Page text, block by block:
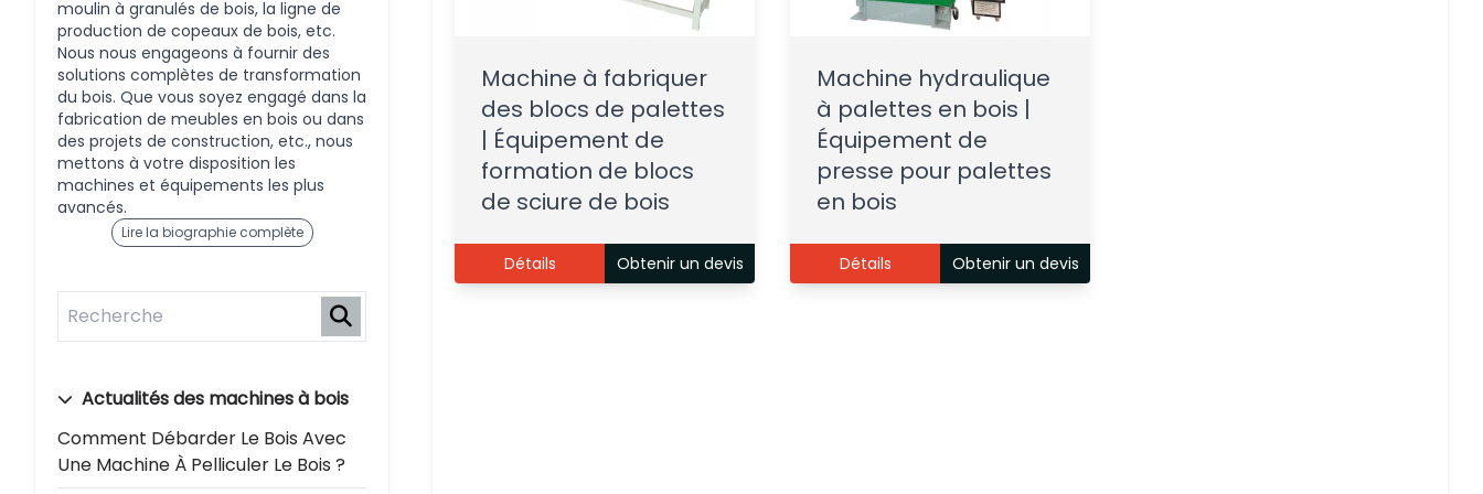
moulin à granulés de bois, la ligne de
production de copeaux de bois, etc.
Nous nous engageons à fournir des
solutions complètes de transformation
du bois. Que vous soyez engagé dans la
fabrication de meubles en bois ou dans
des projets de construction, etc., nous
mettons à votre disposition les
machines et équipements les plus
avancés.
Lire la biographie complète
Actualités des machines à bois
Comment Débarder Le Bois Avec
Une Machine À Pelliculer Le Bois ?
Machine à fabriquer
des blocs de palettes
| Équipement de
formation de blocs
de sciure de bois
Détails Obtenir un devis
Machine hydraulique
à palettes en bois |
Équipement de
presse pour palettes
en bois
Détails Obtenir un devis